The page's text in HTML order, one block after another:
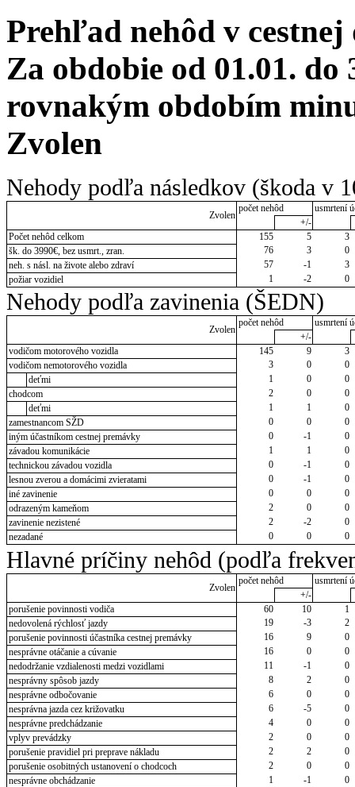
Prehľad nehôd v cestnej
Za obdobie od 01.01. do
rovnakým obdobím
Zvolen
Nehody podľa následkov (škoda v
Zvolen
počet nehôd
usmrtení
+/-
Počet nehôd celkom
155 5
3
šk. do 3990€, bez usmrt., zran.
76 3
0
neh. s násl. na živote alebo zdraví
57 -1
3
požiar vozidiel
1 -2 0
Nehody podľa zavinenia (ŠEDN)
Zvolen
počet nehôd
usmrtení
+/-
vodičom motorového vozidla
145 9
3
vodičom nemotorového vozidla
3 0
0
deťmi
1 0
0
chodcom
2 0
0
deťmi
1 1
0
zamestnancom SŽD
0 0
0
iným účastníkom cestnej premávky
0 -1
0
závadou komunikácie
1 1
0
technickou závadou vozidla
0 -1
0
lesnou zverou a domácimi zvieratami
0 -1
0
iné zavinenie
0 0
0
odrazeným kameňom
2 0
0
zavinenie nezistené
2 -2
0
nezadané
0 0 0
Hlavné príčiny nehôd (podľa
Zvolen
počet nehôd
usmrtení
+/-
porušenie povinnosti vodiča
60 10
1
nedovolená rýchlosť jazdy
19 -3
2
porušenie povinnosti účastníka cestnej premávky
16 9
0
nesprávne otáčanie a cúvanie
16 0
0
nedodržanie vzdialenosti medzi vozidlami
11 -1
0
nesprávny spôsob jazdy
8 2
0
nesprávne odbočovanie
6 0
0
nesprávna jazda cez križovatku
6 -5
0
nesprávne predchádzanie
4 0
0
vplyv prevádzky
2 0
0
porušenie pravidiel pri preprave nákladu
2 2
0
porušenie osobitných ustanovení o chodcoch
2 0
0
nesprávne obchádzanie
1 -1
0